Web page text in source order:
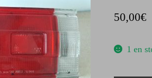
50,00€
1 en